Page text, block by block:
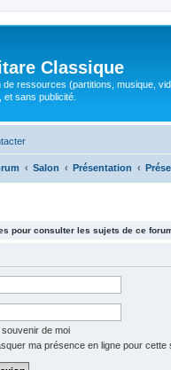
Classique
de ressources (partitions, musique,
et sans publicité.
Salon Présentation
pour consulter les sujets de ce
souvenir de moi
ma présence en ligne pour cette